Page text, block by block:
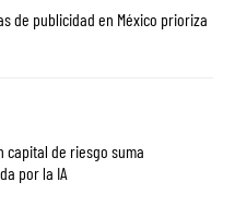
de publicidad en México prioriza
capital de riesgo suma
por la IA